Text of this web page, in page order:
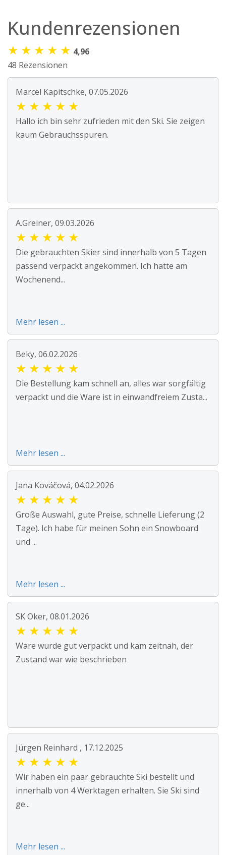
Kundenrezensionen
★ ★ ★ ★ ★ 4,96
48 Rezensionen
Marcel Kapitschke, 07.05.2026
★ ★ ★ ★ ★
Hallo ich bin sehr zufrieden mit den Ski. Sie zeigen
kaum Gebrauchsspuren.
A.Greiner, 09.03.2026
★ ★ ★ ★ ★
Die gebrauchten Skier sind innerhalb von 5 Tagen
passend verpackt angekommen. Ich hatte am
Wochenend...
Mehr lesen ...
Beky, 06.02.2026
★ ★ ★ ★ ★
Die Bestellung kam schnell an, alles war sorgfältig
verpackt und die Ware ist in einwandfreiem Zusta...
Mehr lesen ...
Jana Kováčová, 04.02.2026
★ ★ ★ ★ ★
Große Auswahl, gute Preise, schnelle Lieferung (2
Tage). Ich habe für meinen Sohn ein Snowboard
und ...
Mehr lesen ...
SK Oker, 08.01.2026
★ ★ ★ ★ ★
Ware wurde gut verpackt und kam zeitnah, der
Zustand war wie beschrieben
Jürgen Reinhard , 17.12.2025
★ ★ ★ ★ ★
Wir haben ein paar gebrauchte Ski bestellt und
innerhalb von 4 Werktagen erhalten. Sie Ski sind
ge...
Mehr lesen ...